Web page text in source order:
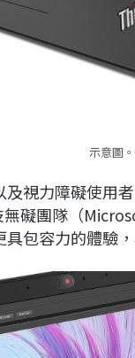
示意圖
視力障礙使用
礙團隊（
包容力的體驗